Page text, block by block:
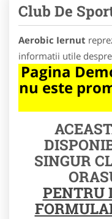
Club De
Aerobic Iernut
informatii utile despre
Pagina
nu este
SINGUR
PENTRU